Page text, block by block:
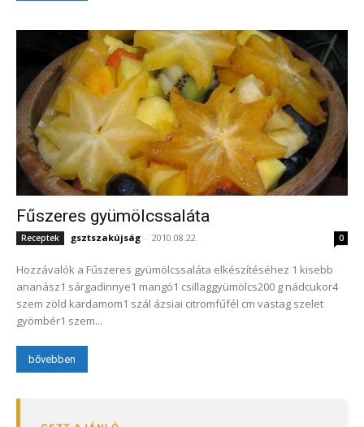
Fűszeres gyümölcssaláta
Receptek gsztszakújság - 2010.08.22. 0
Hozzávalók a Fűszeres gyümölcssaláta elkészítéséhez 1 kisebb
ananász1 sárgadinnye1 mangó1 csillaggyümölcs200 g nádcukor4
szem zöld kardamom1 szál ázsiai citromfűfél cm vastag szelet
gyömbér1 szem...
bővebben